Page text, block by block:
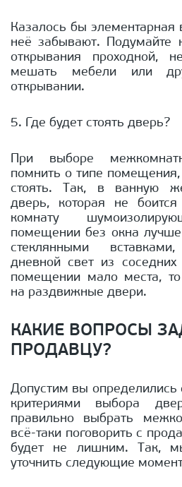
Казалось бы
неё забывают. Подумайте
открывания проходной,
мешать мебели или
открывании.
5. Где будет стоять дверь?
При выборе
помнить о типе помещения,
стоять. Так, в ванную
дверь, которая не
комнату
помещении без окна лучше
стеклянными
дневной свет из
помещении мало места, то
на раздвижные двери.
КАКИЕ ВОПРОСЫ
ПРОДАВЦУ?
Допустим вы
критериями выбора
правильно выбрать
всё-таки поговорить с
будет не лишним. Так,
уточнить следующие